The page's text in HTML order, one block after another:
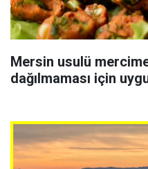
Mersin usulü
dağılmaması için